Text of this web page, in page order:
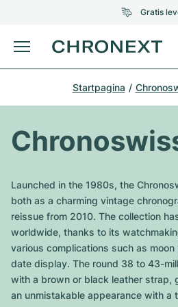
Gratis
Menu
Horloge kopen
GESELECTEERDE MERKEN
Alle Rolex modellen
Top modellen
Air-King
Omega
Alle Omega modellen
Top modellen
Patek Philippe
Alle Patek Philippe modellen
Top modellen
Audemars Piguet
Alle Audemars Piguet modellen
Cartier
Breitling
Horloges tweedehands
Juwelen
GESELECTEERDE MERKEN
Tiffany
Louis Vuitton
Gebauer & Gebauer
Van Cleef & Arpels
Bvlgari
Nieuwe modellen
Sale
Startpagina
Launched in the 1980s, the
both as a charming vintage
reissue from 2010. The collection
worldwide, thanks to its
various complications such as
date display. The round 38 to 43-
with a brown or black leather strap,
an unmistakable appearance with a